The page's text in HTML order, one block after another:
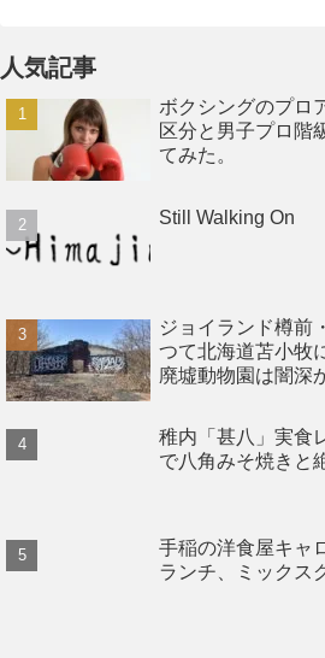
人気記事
ボクシングのプロ
区分と男子プロ階
てみた。
Still Walking On
ジョイランド樽前
つて北海道苫小牧
廃墟動物園は闇深
稚内「甚八」実食
で八角みそ焼きと
手稲の洋食屋キャ
ランチ、ミックス